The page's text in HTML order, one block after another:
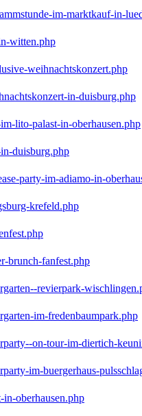
im-marktkauf-in-
witten.php
weihnachtskonzert.php
in-duisburg.php
lito-palast-in-oberhausen.php
duisburg.php
party-im-adiamo-in-
krefeld.php
brunch-fanfest.php
revierpark-
im-fredenbaumpark.php
on-tour-im-diertich-
im-buergerhaus-
oberhausen.php